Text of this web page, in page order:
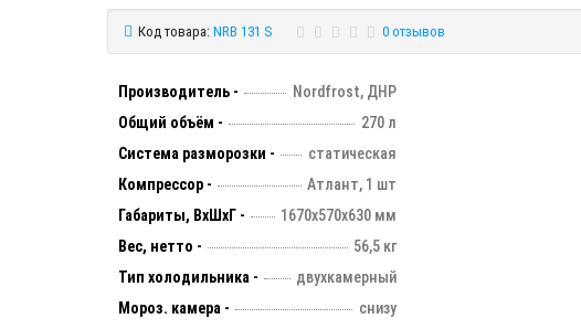
Код товара: NRB 131 S 0 отзывов
Производитель -
Nordfrost, ДНР
Общий объём -
270 л
Система разморозки -
статическая
Компрессор -
Атлант, 1 шт
Габариты, ВхШхГ -
1670х570х630 мм
Вес, нетто -
56,5 кг
Тип холодильника -
двухкамерный
Мороз. камера -
снизу